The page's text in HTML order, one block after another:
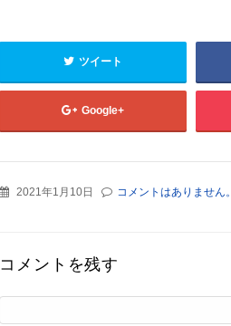
ツイート
Google+
2021年1月10日 コメントはありません。
コメントを残す